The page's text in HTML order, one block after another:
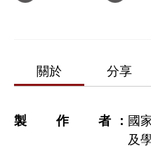
關於 分享
製作者
國
及